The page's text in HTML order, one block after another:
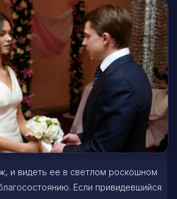
и видеть ее в светлом роскошном
Если привидевшийся